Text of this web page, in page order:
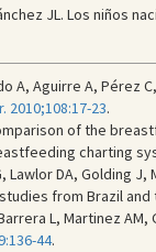
JL. Los niños
A, Aguirre A, Pérez
2010;108:17-23.
of the
charting
Lawlor DA, Golding J,
from Brazil and
L, Martinez
44.